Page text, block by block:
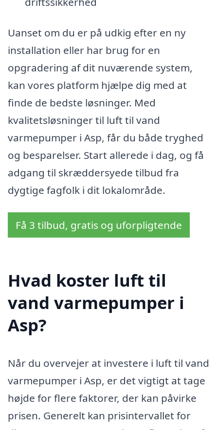
Uanset om du er på udkig efter en ny
installation eller har brug for en
opgradering af dit nuværende system,
kan vores platform hjælpe dig med at
finde de bedste løsninger. Med
kvalitetsløsninger til luft til vand
varmepumper i Asp, får du både tryghed
og besparelser. Start allerede i dag, og få
adgang til skræddersyede tilbud fra
dygtige fagfolk i dit lokalområde.
Få 3 tilbud, gratis og uforpligtende
Hvad koster luft til
vand varmepumper i
Asp?
Når du overvejer at investere i luft til vand
varmepumper i Asp, er det vigtigt at tage
højde for flere faktorer, der kan påvirke
prisen. Generelt kan prisintervallet for